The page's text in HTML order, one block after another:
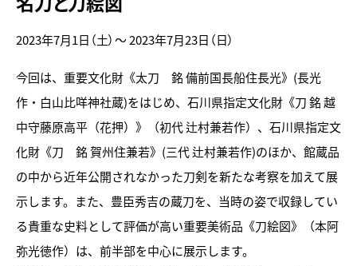
2023年7月1日（土）～2023年7月23日（日）
今回は、重要文化財《太刀 銘 備前国長船住長光》(長光
作・白山比咩神社蔵)をはじめ、石川県指定文化財《刀 銘 越
中守藤原高平（花押）》（初代 辻村兼若作）、石川県指定文
化財《刀 銘 賀州住兼若》(三代 辻村兼若作)のほか、館蔵品
の中から近年公開されなかった刀剣を新たな考察を加えて展
示します。また、豊臣秀吉の蔵刀を、当時の姿で収録してい
る貴重な史料として評価が高い重要美術品《刀絵図》（本阿
弥光徳作）は、前半部を中心に展示します。
トピックス